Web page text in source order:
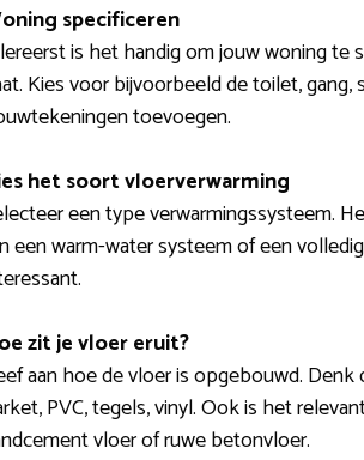
specificeren
is het handig om jouw woning
Kies voor bijvoorbeeld de toilet,
toevoegen.
het soort vloerverwarming
een type verwarmingssysteem.
een warm-water systeem of een
zit je vloer eruit?
aan hoe de vloer is opgebouwd.
PVC, tegels, vinyl. Ook is het
vloer of ruwe betonvloer.